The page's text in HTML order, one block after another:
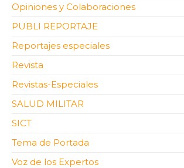
Opiniones y Colaboraciones
PUBLI REPORTAJE
Reportajes especiales
Revista
Revistas-Especiales
SALUD MILITAR
SICT
Tema de Portada
Voz de los Expertos